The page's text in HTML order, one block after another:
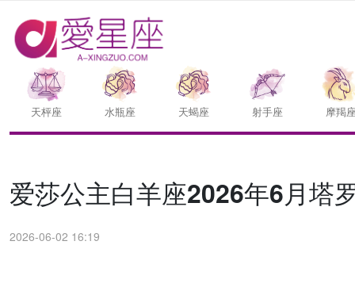
天枰座 水瓶座 天蝎座 射手座 摩羯
爱莎公主白羊座2026年6月塔
2026-06-02 16:19